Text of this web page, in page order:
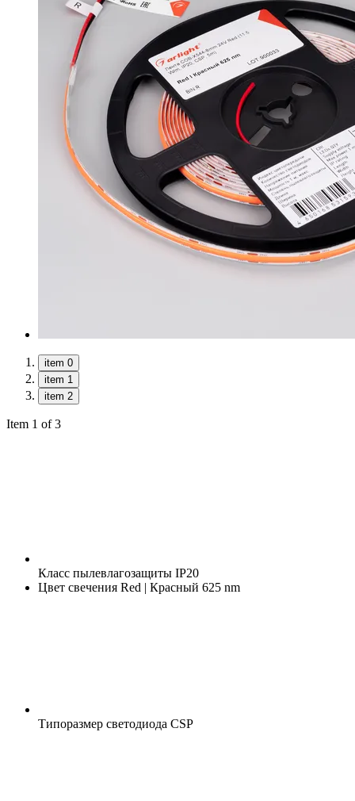
item 0
item 1
item 2
Item 1 of 3
Класс пылевлагозащиты IP20
Цвет свечения Red | Красный 625 nm
Типоразмер светодиода CSP